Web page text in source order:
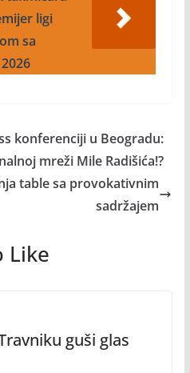
ligi
sa
konferenciji u Beogradu:
mreži Mile Radišića!?
table sa provokativnim
sadržajem
Like
guši glas